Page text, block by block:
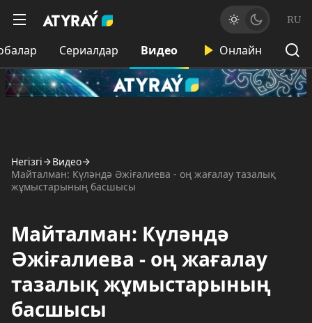
RU
Сериалдар Видео Онлайн
Негізгі
Видео
Майталман: Күләндә Әжіғалиева - оң жағалау тазалық
жұмыстарының басшысы
Майталман: Күләндә
Әжіғалиева - оң жағалау
тазалық жұмыстарының
басшысы